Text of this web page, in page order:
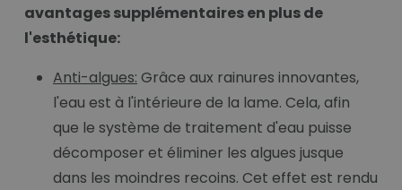
avantages supplémentaires en plus de
l'esthétique:
Anti-algues: Grâce aux rainures innovantes,
l'eau est à l'intérieure de la lame. Cela, afin
que le système de traitement d'eau puisse
décomposer et éliminer les algues jusque
dans les moindres recoins. Cet effet est rendu